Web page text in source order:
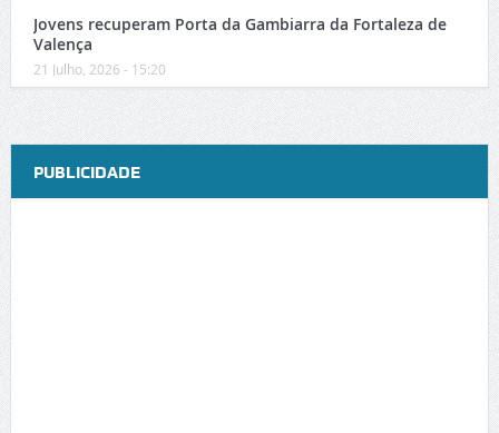
Jovens recuperam Porta da Gambiarra da Fortaleza de
Valença
21 Julho, 2026 - 15:20
PUBLICIDADE